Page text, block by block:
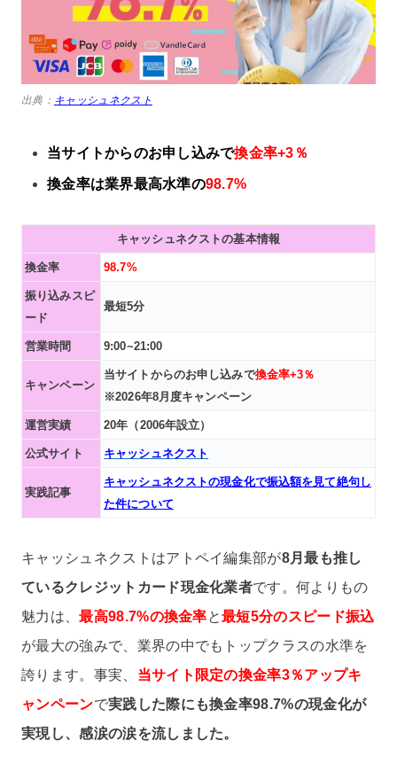
出典： キャッシュネクスト
当サイトからのお申し込みで換金率+3％
換金率は業界最高水準の98.7%
キャッシュネクストの基本情報
換金率 98.7%
振り込みスピ
ード
最短5分
営業時間 9:00~21:00
キャンペーン
当サイトからのお申し込みで換金率+3％
※2026年8月度キャンペーン
運営実績 20年（2006年設立）
公式サイト キャッシュネクスト
実践記事
キャッシュネクストの現金化で振込額を見て絶句し
た件について
キャッシュネクストはアトペイ編集部が8月最も推し
ているクレジットカード現金化業者です。何よりもの
魅力は、最高98.7%の換金率と最短5分のスピード振込
が最大の強みで、業界の中でもトップクラスの水準を
誇ります。事実、 当サイト限定の換金率3％アップキ
ャンペーンで実践した際にも換金率98.7%の現金化が
実現し、感涙の涙を流しました。